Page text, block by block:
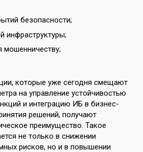
безопасности;
инфраструктуры;
мошенничеству;
которые уже сегодня смещают
на управление устойчивостью
и интеграцию ИБ в бизнес-
решений, получают
преимущество. Такое
не только в снижении
рисков, но и в повышении